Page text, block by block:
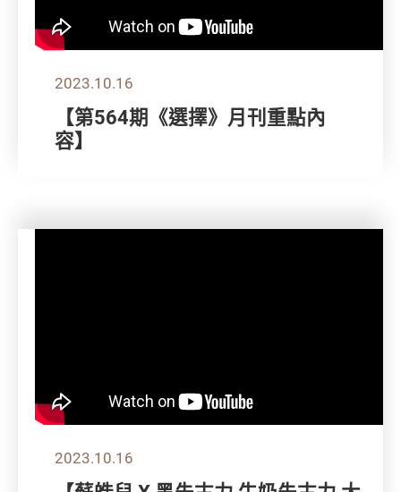
2023.10.16
【第564期《選擇》月刊重點內
容】
2023.10.16